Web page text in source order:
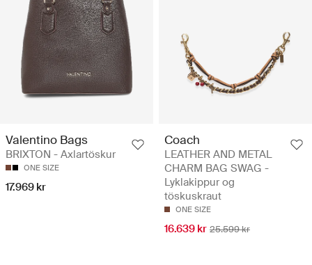
Valentino Bags
BRIXTON - Axlartöskur
ONE SIZE
17.969 kr
Coach
LEATHER AND METAL
CHARM BAG SWAG -
Lyklakippur og
töskuskraut
ONE SIZE
16.639 kr 25.599 kr